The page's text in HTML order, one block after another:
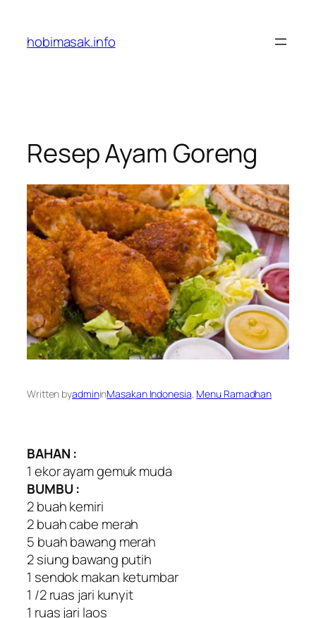
content
hobimasak.info
Resep Ayam Goreng
Written byadmininMasakan Indonesia, Menu Ramadhan
BAHAN :
1 ekor ayam gemuk muda
BUMBU :
2 buah kemiri
2 buah cabe merah
5 buah bawang merah
2 siung bawang putih
1 sendok makan ketumbar
1 /2 ruas jari kunyit
1 ruas jari laos